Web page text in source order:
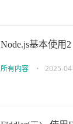
Node.js基本使用2
所有内容 • 2025-